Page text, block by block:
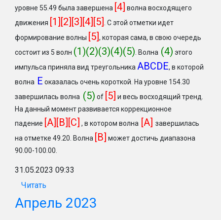
уровне 55.49 была завершена [4] волна восходящего
движения [1][2][3][4][5]. С этой отметки идет
формирование волны [5], которая сама, в свою очередь
состоит из 5 волн (1)(2)(3)(4)(5). Волна (4) этого
импульса приняла вид треугольникаABCDE, в которой
волна Е оказалась очень короткой. На уровне 154.30
завершилась волна (5) of [5] и весь восходящий тренд.
На данный момент развивается коррекционное
падение [A][B][C] , в котором волна [A] завершилась
на отметке 49.20. Волна [B] может достичь диапазона
90.00-100.00.
31.05.2023 09:33
Читать
Апрель 2023